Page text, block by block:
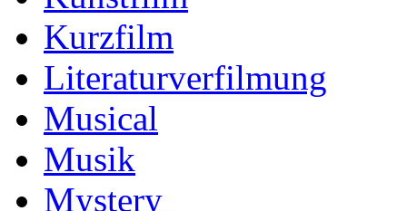
Kurzfilm
Literaturverfilmung
Musical
Musik
Mystery